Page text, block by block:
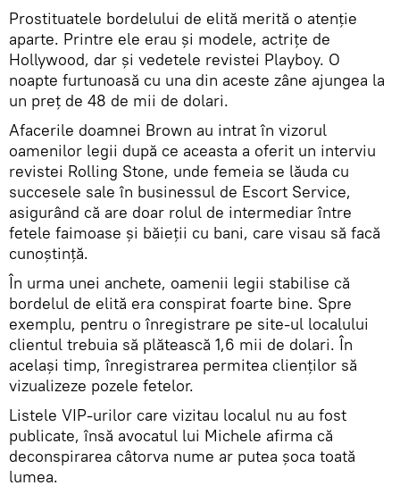
Prostituatele bordelului de elită merită o atenție
aparte. Printre ele erau și modele, actrițe de
Hollywood, dar și vedetele revistei Playboy. O
noapte furtunoasă cu una din aceste zâne ajungea la
un preț de 48 de mii de dolari.
Afacerile doamnei Brown au intrat în vizorul
oamenilor legii după ce aceasta a oferit un interviu
revistei Rolling Stone, unde femeia se lăuda cu
succesele sale în businessul de Escort Service,
asigurând că are doar rolul de intermediar între
fetele faimoase și băieții cu bani, care visau să facă
cunoștință.
În urma unei anchete, oamenii legii stabilise că
bordelul de elită era conspirat foarte bine. Spre
exemplu, pentru o înregistrare pe site-ul localului
clientul trebuia să plătească 1,6 mii de dolari. În
același timp, înregistrarea permitea clienților să
vizualizeze pozele fetelor.
Listele VIP-urilor care vizitau localul nu au fost
publicate, însă avocatul lui Michele afirma că
deconspirarea câtorva nume ar putea șoca toată
lumea.